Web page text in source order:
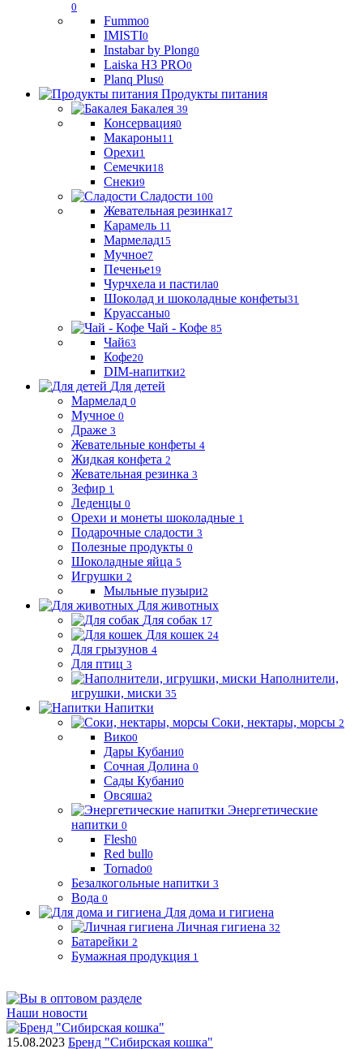
0
Fummo0
IMISTI0
Instabar by Plong0
Laiska H3 PRO0
Planq Plus0
Продукты питания
Бакалея 39
Консервация0
Макароны11
Орехи1
Семечки18
Снеки9
Сладости 100
Жевательная резинка17
Карамель 11
Мармелад15
Мучное7
Печенье19
Чурчхела и пастила0
Шоколад и шоколадные конфеты31
Круассаны0
Чай - Кофе 85
Чай63
Кофе20
DIM-напитки2
Для детей
Мармелад 0
Мучное 0
Драже 3
Жевательные конфеты 4
Жидкая конфета 2
Жевательная резинка 3
Зефир 1
Леденцы 0
Орехи и монеты шоколадные 1
Подарочные сладости 3
Полезные продукты 0
Шоколадные яйца 5
Игрушки 2
Мыльные пузыри2
Для животных
Для собак 17
Для кошек 24
Для грызунов 4
Для птиц 3
Наполнители,
игрушки, миски 35
Напитки
Соки, нектары, морсы 2
Вико0
Дары Кубани0
Сочная Долина 0
Сады Кубани0
Овсяша2
Энергетические
напитки 0
Flesh0
Red bull0
Tornado0
Безалкогольные напитки 3
Вода 0
Для дома и гигиена
Личная гигиена 32
Батарейки 2
Бумажная продукция 1
Наши новости
15.08.2023 Бренд "Сибирская кошка"